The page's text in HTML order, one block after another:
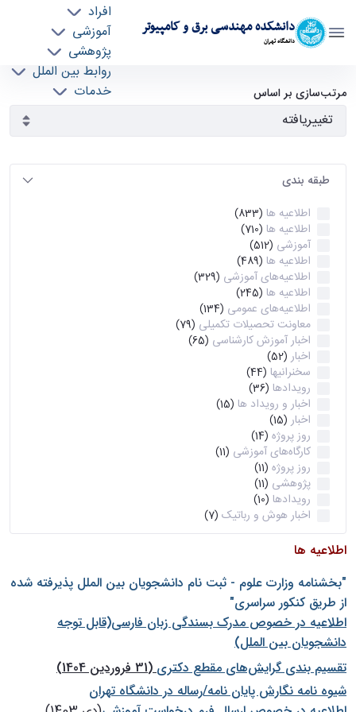
دانشکده مهندسی برق و کامپیوتر
دانشگاه تهران
افراد
آموزشی
پژوهشی
روابط بین الملل
خدمات
آرشیو اطلاعیه ها - ece- دانشکده مهندسی برق و
کامپیوتر
مرتب‌سازی بر اساس
طبقه بندی
اطلاعیه ها (833)
اطلاعیه ها (710)
آموزشی (512)
اطلاعیه ها (489)
اطلاعیه‌های‌ آموزشی (329)
اطلاعیه ها (245)
اطلاعیه‌های عمومی (134)
معاونت تحصیلات تکمیلی (79)
اخبار آموزش کارشناسی (65)
اخبار (52)
سخنرانیها (44)
رویدادها (36)
اخبار و رویداد ها (15)
اخبار (15)
روز پروژه (14)
کارگاه‌های آموزشی (11)
روز پروژه (11)
پژوهشی (11)
رویدادها (10)
اخبار هوش و رباتیک (7)
اطلاعیه ها
"بخشنامه وزارت علوم - ثبت نام دانشجويان بين الملل پذيرفته شده
از طريق كنكور سراسری"
اطلاعیه در خصوص مدرک بسندگی زبان فارسی(قابل توجه
دانشجویان بین الملل)
تقسیم بندی گرایش‌های مقطع دکتری(31 فروردین 1404)
شيوه نامه نگارش پايان نامه/رساله در دانشگاه تهران